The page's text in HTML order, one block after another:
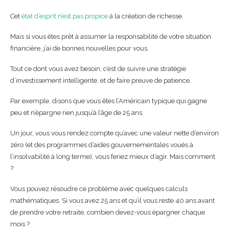
Cet état d’esprit n’est pas propice à la création de richesse.
Mais si vous êtes prêt à assumer la responsabilité de votre situation
financière, j’ai de bonnes nouvelles pour vous.
Tout ce dont vous avez besoin, c’est de suivre une stratégie
d’investissement intelligente, et de faire preuve de patience.
Par exemple, disons que vous êtes l’Américain typique qui gagne
peu et n’épargne rien jusqu’à l’âge de 25 ans.
Un jour, vous vous rendez compte qu’avec une valeur nette d’environ
zéro (et des programmes d’aides gouvernementales voués à
l’insolvabilité à long terme), vous feriez mieux d’agir. Mais comment
?
Vous pouvez résoudre ce problème avec quelques calculs
mathématiques. Si vous avez 25 ans et qu’il vous reste 40 ans avant
de prendre votre retraite, combien devez-vous épargner chaque
mois ?